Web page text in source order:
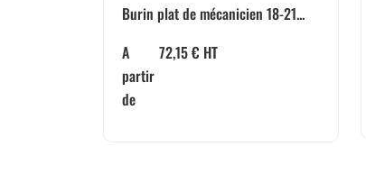
Burin plat de mécanicien 18-21...
A
partir
de
72,15€ HT